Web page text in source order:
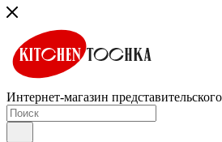
Интернет-магазин